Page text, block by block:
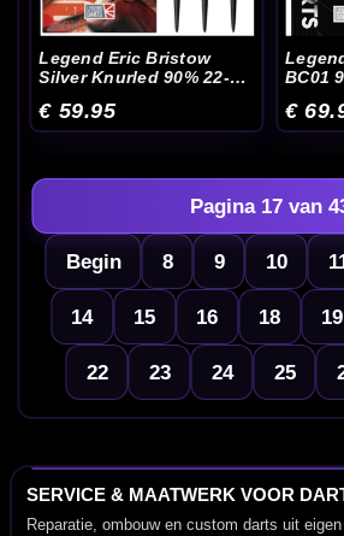
Legend Eric Bristow
Silver Knurled 90% 22-
€ 59.95
BC01
€
Begin 8 9 10
14 15 16
Pagina 17 van
18 19
22 23 24 25
SERVICE & MAATWERK VOOR
Reparatie, ombouw en custom darts uit